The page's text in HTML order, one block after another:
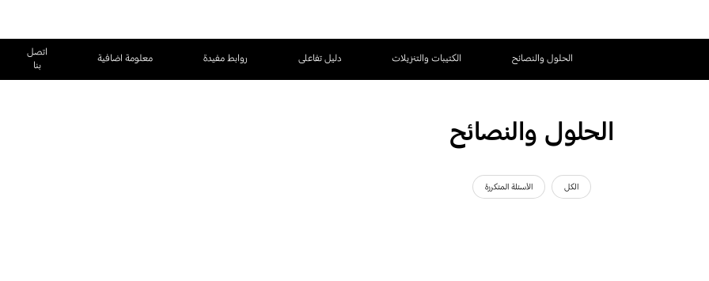
الحلول والنصائح الكتيبات والتنزيلات دليل تفاعلى روابط مفيدة معلومة اضافية
اتصل
بنا
الحلول والنصائح
الكل الأسئلة المتكررة